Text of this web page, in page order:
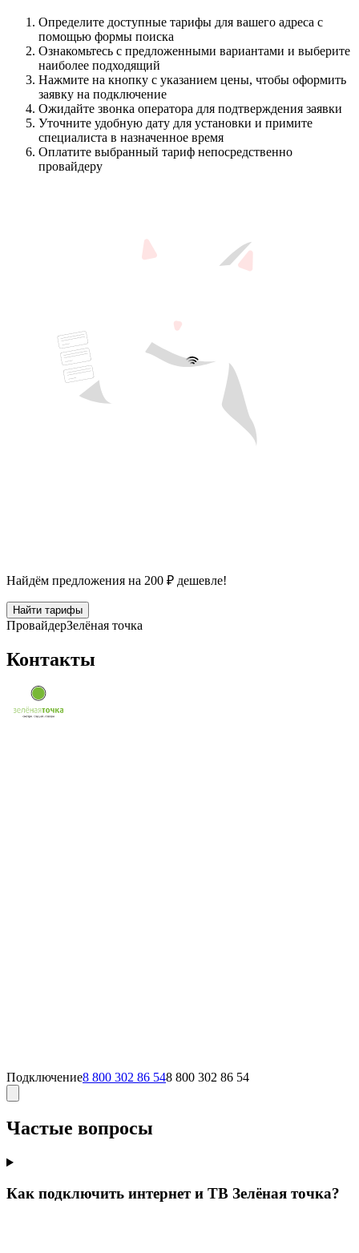
Определите доступные тарифы для вашего адреса с
помощью формы поиска
Ознакомьтесь с предложенными вариантами и выберите
наиболее подходящий
Нажмите на кнопку с указанием цены, чтобы оформить
заявку на подключение
Ожидайте звонка оператора для подтверждения заявки
Уточните удобную дату для установки и примите
специалиста в назначенное время
Оплатите выбранный тариф непосредственно
провайдеру
Найдём предложения на 200 ₽ дешевле!
Найти тарифы
ПровайдерЗелёная точка
Контакты
Подключение8 800 302 86 548 800 302 86 54
Частые вопросы
Как подключить интернет и ТВ Зелёная точка?